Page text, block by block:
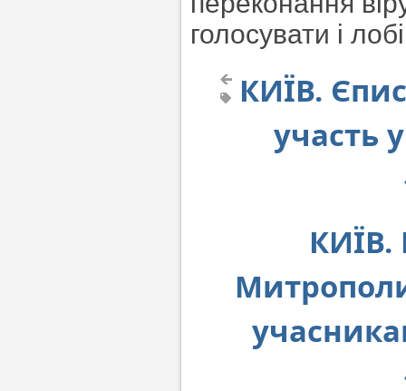
голосувати і
КИЇВ.
участь
КИЇВ.